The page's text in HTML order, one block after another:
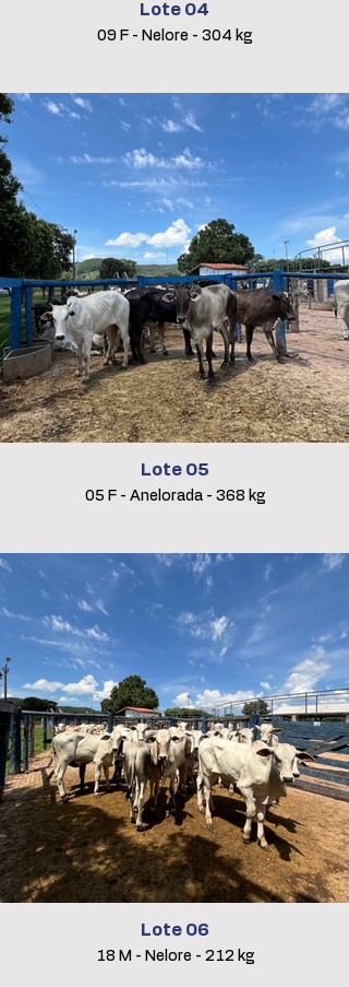
Lote 04
09 F - Nelore - 304 kg
Lote 05
05 F - Anelorada - 368 kg
Lote 06
18 M - Nelore - 212 kg